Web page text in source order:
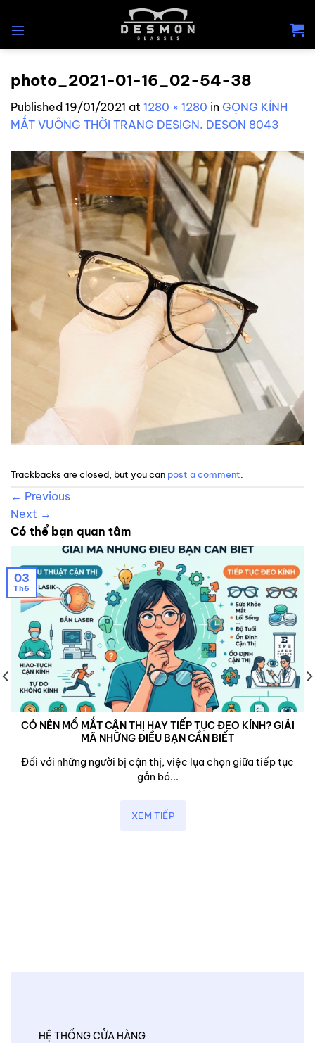
photo_2021-01-16_02-54-38
Published 19/01/2021 at 1280 × 1280 in GỌNG KÍNH
MẮT VUÔNG THỜI TRANG DESIGN. DESON 8043
Trackbacks are closed, but you can post a comment
← Previous
Next →
Có thể bạn quan tâm
CÓ NÊN MỔ MẮT CẬN THỊ HAY TIẾP TỤC ĐEO KÍNH? GIẢI
MÃ NHỮNG ĐIỀU BẠN CẦN BIẾT
Đối với những người bị cận thị, việc lụa chọn giữa tiếp tục
gắn bó...
XEM TIẾP
03
Th6
HỆ THỐNG CỬA HÀNG